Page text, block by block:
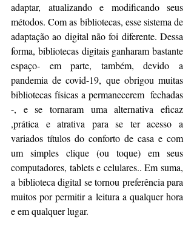
adaptar, atualizando e modificando seus
métodos. Com as bibliotecas, esse sistema de
adaptação ao digital não foi diferente. Dessa
forma, bibliotecas digitais ganharam bastante
espaço- em parte, também, devido a
pandemia de covid-19, que obrigou muitas
bibliotecas físicas a permanecerem  fechadas
-, e se tornaram uma alternativa eficaz
,prática e atrativa para se ter acesso a
variados títulos do conforto de casa e com
um simples clique (ou toque) em seus
computadores, tablets e celulares.. Em suma,
a biblioteca digital se tornou preferência para
muitos por permitir a leitura a qualquer hora
e em qualquer lugar.